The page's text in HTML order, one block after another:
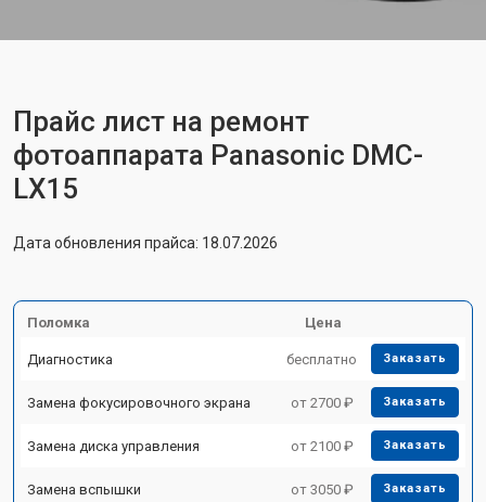
Прайс лист на ремонт
фотоаппарата Panasonic DMC-
LX15
Дата обновления прайса: 18.07.2026
Поломка Цена
Диагностика бесплатно Заказать
Замена фокусировочного экрана от 2700 ₽ Заказать
Замена диска управления от 2100 ₽ Заказать
Замена вспышки от 3050 ₽ Заказать